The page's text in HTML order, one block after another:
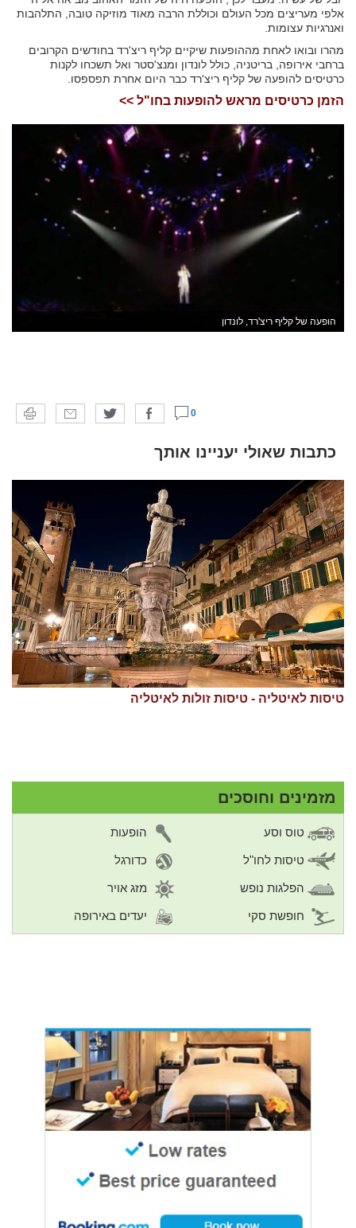
אלפי מעריצים מכל העולם וכוללת הרבה מאוד מוזיקה טובה, התלהבות
ואנרגיות עצומות.
מהרו ובואו לאחת מההופעות שיקיים קליף ריצ'רד בחודשים הקרובים
ברחבי אירופה, בריטניה, כולל לונדון ומנצ'סטר ואל תשכחו לקנות
כרטיסים להופעה של קליף ריצ'רד כבר היום אחרת תפספסו.
הזמן כרטיסים מראש להופעות בחו"ל >>
הופעה של קליף ריצ'רד, לונדון
0
כתבות שאולי יעניינו אותך
טיסות לאיטליה - טיסות זולות לאיטליה
מזמינים וחוסכים
טוס וסע הופעות
טיסות לחו"ל כדורגל
הפלגות נופש מזג אויר
חופשת סקי יעדים באירופה